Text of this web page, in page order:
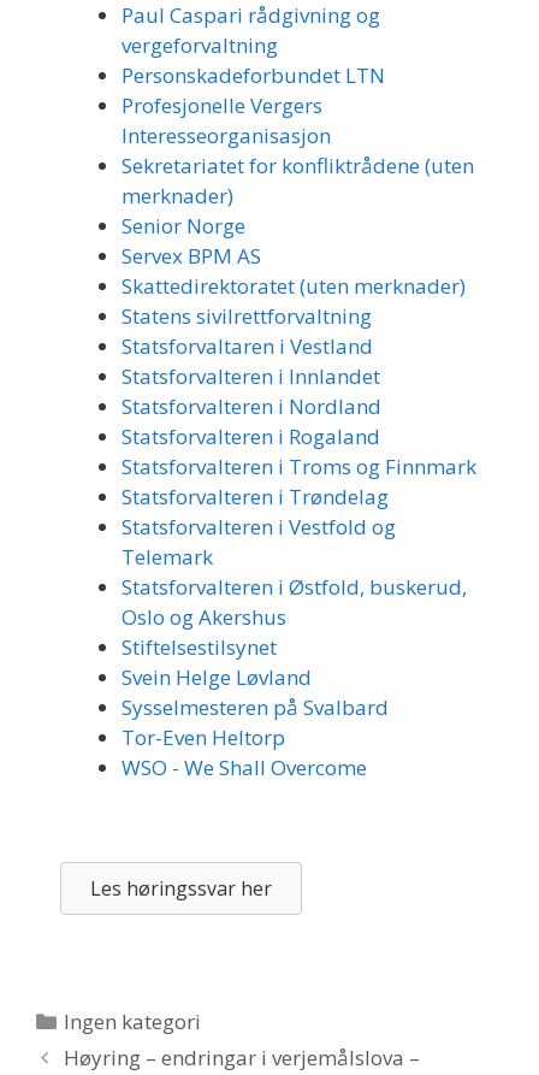
Paul Caspari rådgivning og
vergeforvaltning
Personskadeforbundet LTN
Profesjonelle Vergers
Interesseorganisasjon
Sekretariatet for konfliktrådene (uten
merknader)
Senior Norge
Servex BPM AS
Skattedirektoratet (uten merknader)
Statens sivilrettforvaltning
Statsforvaltaren i Vestland
Statsforvalteren i Innlandet
Statsforvalteren i Nordland
Statsforvalteren i Rogaland
Statsforvalteren i Troms og Finnmark
Statsforvalteren i Trøndelag
Statsforvalteren i Vestfold og
Telemark
Statsforvalteren i Østfold, buskerud,
Oslo og Akershus
Stiftelsestilsynet
Svein Helge Løvland
Sysselmesteren på Svalbard
Tor-Even Heltorp
WSO - We Shall Overcome
Les høringssvar her
Kategorier
Ingen kategori
Høyring – endringar i verjemålslova –